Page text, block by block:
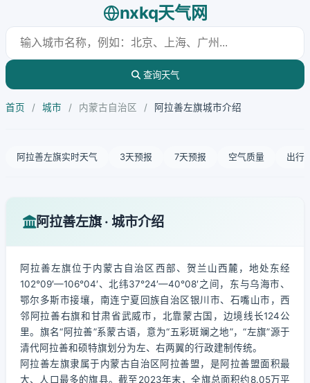
nxkq天气网
查询天气
首页 / 城市 / 内蒙古自治区 / 阿拉善左旗城市介绍
阿拉善左旗实时天气 3天预报 7天预报 空气质量 出行
阿拉善左旗 · 城市介绍
阿拉善左旗位于内蒙古自治区西部、贺兰山西麓，地处东经
102°09′—106°04′、北纬37°24′—40°08′之间，东与乌海市、
鄂尔多斯市接壤，南连宁夏回族自治区银川市、石嘴山市，西
邻阿拉善右旗和甘肃省武威市，北靠蒙古国，边境线长124公
里。旗名“阿拉善”系蒙古语，意为“五彩斑斓之地”，“左旗”源于
清代阿拉善和硕特旗划分为左、右两翼的行政建制传统。
阿拉善左旗隶属于内蒙古自治区阿拉善盟，是阿拉善盟面积最
大、人口最多的旗县。截至2023年末，全旗总面积约8.05万平